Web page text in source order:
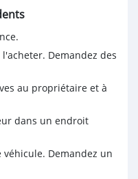
Demandez des
au propriétaire et à
dans un endroit
véhicule. Demandez un